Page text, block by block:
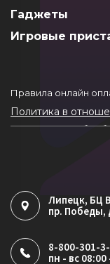
Гаджеты
Игровые
Правила онлайн
Политика в
Согласие на
Политика
Липецк, БЦ
пр. Победы,
8-800-301-
пн - вс 08:00